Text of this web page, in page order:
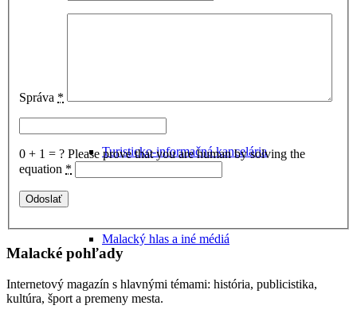
Turisticko-informačná kancelária
Malacký hlas a iné médiá
Správa *
0 + 1 = ? Please prove that you are human by solving the
equation *
Malacké pohľady
Internetový magazín s hlavnými témami: história, publicistika,
kultúra, šport a premeny mesta.